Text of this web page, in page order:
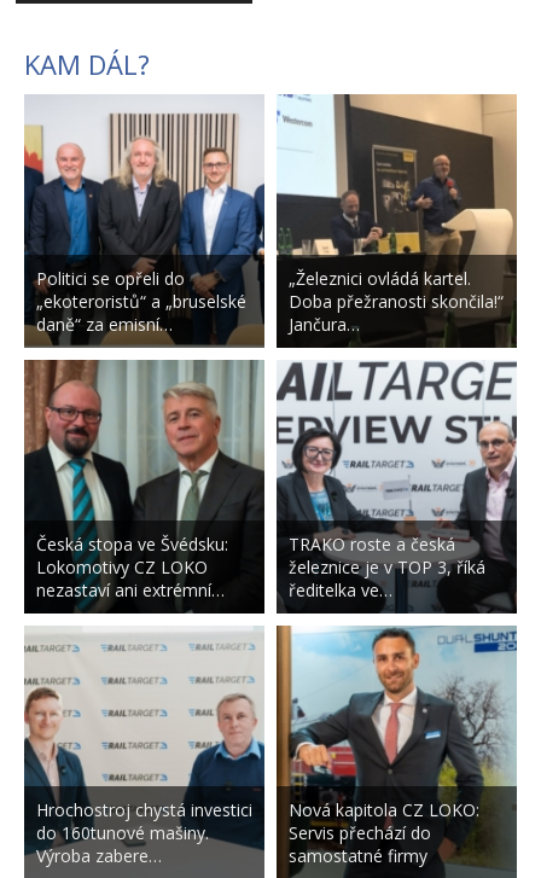
KAM DÁL?
Politici se opřeli do
„ekoteroristů“ a „bruselské
daně“ za emisní…
Česká stopa ve Švédsku:
Lokomotivy CZ LOKO
nezastaví ani extrémní…
Hrochostroj chystá investici
do 160tunové mašiny.
Výroba zabere…
„Železnici ovládá kartel.
Doba přežranosti skončila!“
Jančura…
TRAKO roste a česká
železnice je v TOP 3, říká
ředitelka ve…
Nová kapitola CZ LOKO:
Servis přechází do
samostatné firmy